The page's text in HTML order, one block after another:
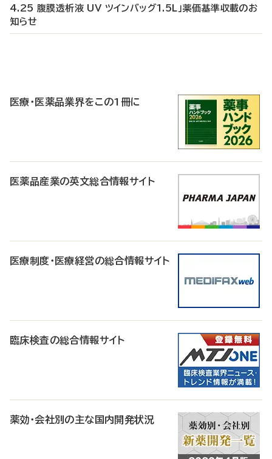
4.25 腹膜透析液 UV ツインバッグ1.5L」薬価基準収載のお
知らせ
医療・医薬品業界をこの1冊に
医薬品産業の英文総合情報サイト
医療制度・医療経営の総合情報サイト
臨床検査の総合情報サイト
薬効・会社別の主な国内開発状況